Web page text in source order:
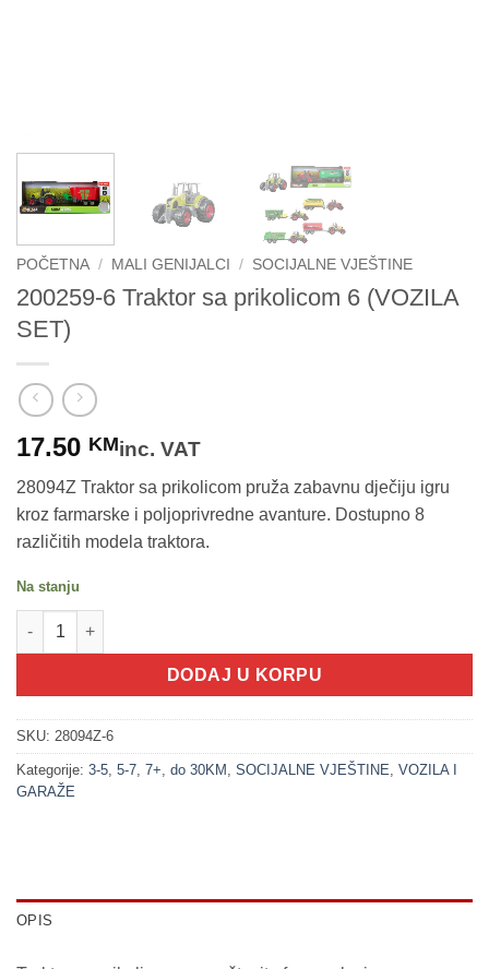
POČETNA / MALI GENIJALCI / SOCIJALNE VJEŠTINE
200259-6 Traktor sa prikolicom 6 (VOZILA
SET)
17.50 KMinc. VAT
28094Z Traktor sa prikolicom pruža zabavnu dječiju igru
kroz farmarske i poljoprivredne avanture. Dostupno 8
različitih modela traktora.
Na stanju
200259-6 Traktor sa prikolicom 6 (VOZILA SET) količina
DODAJ U KORPU
SKU: 28094Z-6
Kategorije: 3-5 5-7 7+ do 30KM SOCIJALNE VJEŠTINE VOZILA I
GARAŽE
OPIS